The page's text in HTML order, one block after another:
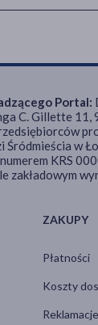
ZAKUPY
Płatności
Koszty
Portal:
C. Gillette 11,
Śródmieścia w
KRS
zakładowym